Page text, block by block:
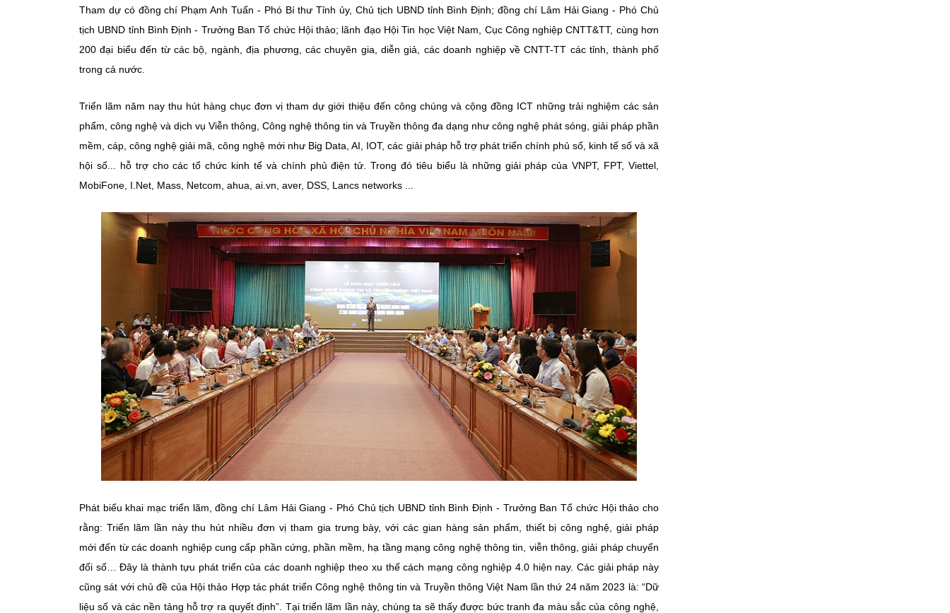
Tham dự có đồng chí Phạm Anh Tuấn - Phó Bí thư Tỉnh ủy, Chủ tịch UBND tỉnh Bình Định; đồng chí Lâm Hải Giang - Phó Chủ
tịch UBND tỉnh Bình Định - Trưởng Ban Tổ chức Hội thảo; lãnh đạo Hội Tin học Việt Nam, Cục Công nghiệp CNTT&TT, cùng hơn
200 đại biểu đến từ các bộ, ngành, địa phương, các chuyên gia, diễn giả, các doanh nghiệp về CNTT-TT các tỉnh, thành phố
trong cả nước.
Triển lãm năm nay thu hút hàng chục đơn vị tham dự giới thiệu đến công chúng và cộng đồng ICT những trải nghiệm các sản
phẩm, công nghệ và dịch vụ Viễn thông, Công nghệ thông tin và Truyền thông đa dạng như công nghệ phát sóng, giải pháp phần
mềm, cáp, công nghệ giải mã, công nghệ mới như Big Data, AI, IOT, các giải pháp hỗ trợ phát triển chính phủ số, kinh tế số và xã
hội số... hỗ trợ cho các tổ chức kinh tế và chính phủ điện tử. Trong đó tiêu biểu là những giải pháp của VNPT, FPT, Viettel,
MobiFone, I.Net, Mass, Netcom, ahua, ai.vn, aver, DSS, Lancs networks ...
Phát biểu khai mạc triển lãm, đồng chí Lâm Hải Giang - Phó Chủ tịch UBND tỉnh Bình Định - Trưởng Ban Tổ chức Hội thảo cho
rằng: Triển lãm lần này thu hút nhiều đơn vị tham gia trưng bày, với các gian hàng sản phẩm, thiết bị công nghệ, giải pháp
mới đến từ các doanh nghiệp cung cấp phần cứng, phần mềm, hạ tầng mạng công nghệ thông tin, viễn thông, giải pháp chuyển
đổi số… Đây là thành tựu phát triển của các doanh nghiệp theo xu thế cách mạng công nghiệp 4.0 hiện nay. Các giải pháp này
cũng sát với chủ đề của Hội thảo Hợp tác phát triển Công nghệ thông tin và Truyền thông Việt Nam lần thứ 24 năm 2023 là: “Dữ
liệu số và các nền tảng hỗ trợ ra quyết định”. Tại triển lãm lần này, chúng ta sẽ thấy được bức tranh đa màu sắc của công nghệ,